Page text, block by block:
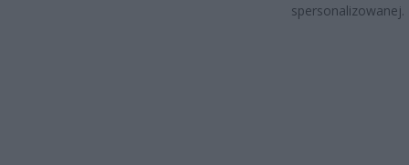
spersonalizowanej.